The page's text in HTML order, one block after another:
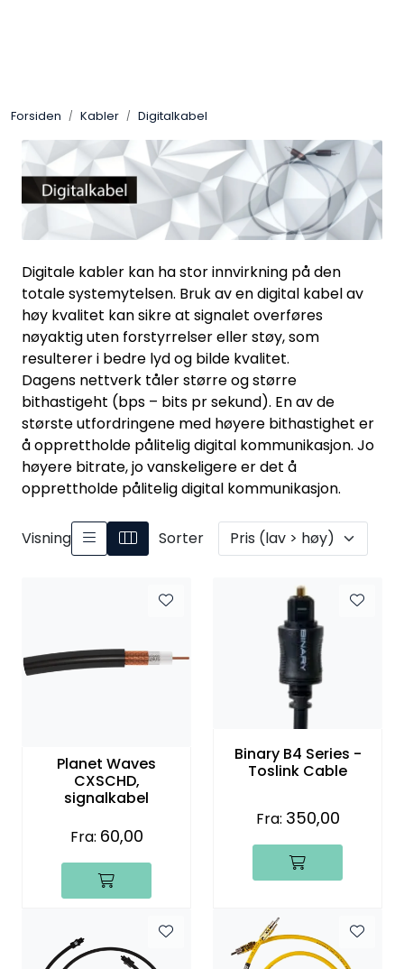
Forsiden Kabler Digitalkabel
Digitale kabler kan ha stor innvirkning på den
totale systemytelsen. Bruk av en digital kabel av
høy kvalitet kan sikre at signalet overføres
nøyaktig uten forstyrrelser eller støy, som
resulterer i bedre lyd og bilde kvalitet.
Dagens nettverk tåler større og større
bithastigeht (bps – bits pr sekund). En av de
største utfordringene med høyere bithastighet er
å opprettholde pålitelig digital kommunikasjon. Jo
høyere bitrate, jo vanskeligere er det å
opprettholde pålitelig digital kommunikasjon.
Visning Sorter
Planet Waves
CXSCHD,
signalkabel
Fra: 60,00
Binary B4 Series -
Toslink Cable
Fra: 350,00
SONOS
Smarthus
KNX
Stereo
Høyttalere
Kabler
Nettverk
Tilbehør